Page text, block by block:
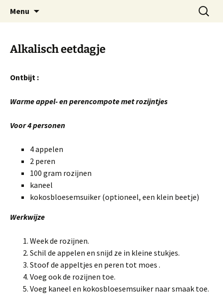
inhoud
Adosa
Praktijk voor natuurgeneeskunde
Menu
Zoeken
naar:
Alkalisch eetdagje
Ontbijt :
Warme appel- en perencompotemet rozijntjes
Voor 4 personen
4 appelen
2 peren
100 gram rozijnen
kaneel
kokosbloesemsuiker (optioneel, een klein beetje)
Werkwijze
Week de rozijnen.
Schil de appelen en snijd ze in kleine stukjes.
Stoof de appeltjes en peren tot moes .
Voeg ook de rozijnen toe.
Voeg kaneel en kokosbloesemsuiker naar smaak toe.